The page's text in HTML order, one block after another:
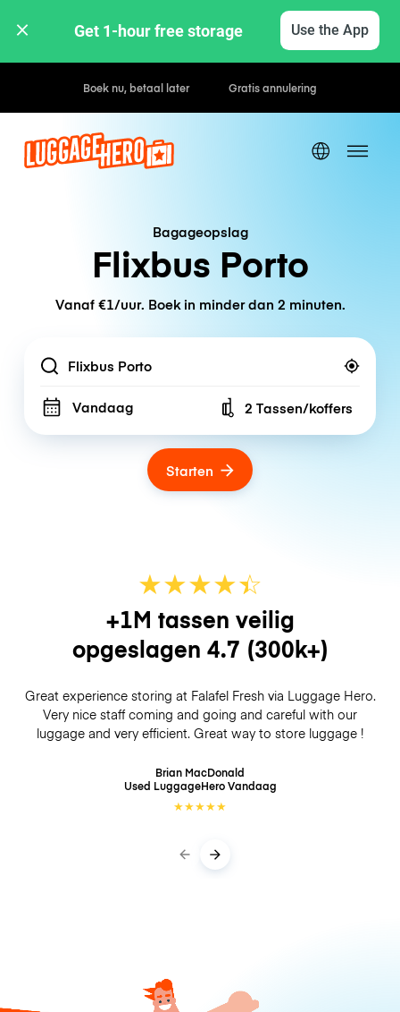
Get 1-hour free storage Use the App
Uur- / dagtarieven
Bagageopslag
Flixbus Porto
Vanaf €1/uur. Boek in minder dan 2 minuten.
Location
Vandaag Number of bags
2 Tassen/koffers
Starten
★★★★☆
★
+1M tassen veilig
opgeslagen 4.7 (300k+)
Great experience storing at Falafel Fresh via Luggage Hero.
Very nice staff coming and going and careful with our
luggage and very efficient. Great way to store luggage !
Brian MacDonald
Used LuggageHeroVandaag
★★★★★